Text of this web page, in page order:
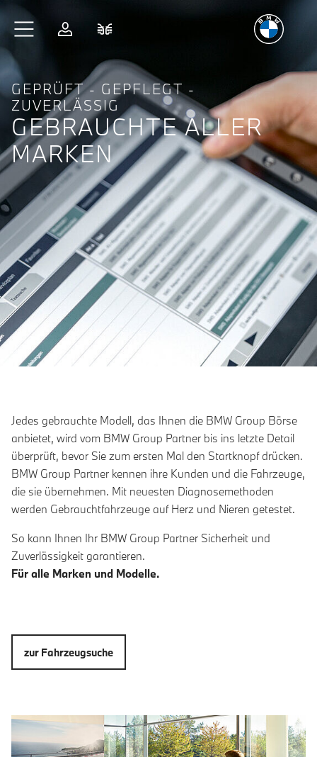
Zum Hauptinhalt springen
Anmelden
GEPRÜFT - GEPFLEGT -
ZUVERLÄSSIG
GEBRAUCHTE ALLER
MARKEN
Jedes gebrauchte Modell, das Ihnen die BMW Group Börse
anbietet, wird vom BMW Group Partner bis ins letzte Detail
überprüft, bevor Sie zum ersten Mal den Startknopf drücken.
BMW Group Partner kennen ihre Kunden und die Fahrzeuge,
die sie übernehmen. Mit neuesten Diagnosemethoden
werden Gebrauchtfahrzeuge auf Herz und Nieren getestet.
So kann Ihnen Ihr BMW Group Partner Sicherheit und
Zuverlässigkeit garantieren.
Für alle Marken und Modelle.
zur Fahrzeugsuche